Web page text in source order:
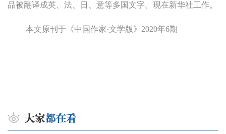
品被翻译成英、法、日、意等多国文字。现在新华社工作。
本文原刊于《中国作家·文学版》2020年6期